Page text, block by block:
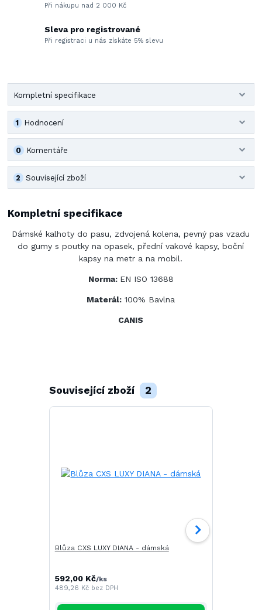
Při nákupu nad 2 000 Kč
Sleva pro registrované
Při registraci u nás získáte 5% slevu
Kompletní specifikace
Hodnocení
1
Komentáře
0
Související zboží
2
Kompletní specifikace
Dámské kalhoty do pasu, zdvojená kolena, pevný pas vzadu
do gumy s poutky na opasek, přední vakové kapsy, boční
kapsy na metr a na mobil.
Norma: EN ISO 13688
Materál: 100% Bavlna
CANIS
Související zboží 2
Blůza CXS LUXY DIANA - dámská
592,00 Kč/ks
489,26 Kč bez DPH